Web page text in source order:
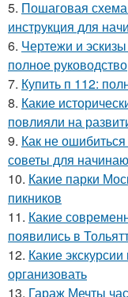
5. Пошаговая
инструкция для
6. Чертежи и
полное руководство
7. Купить п 112:
8. Какие
повлияли на
9. Как не
советы для
10. Какие парки
пикников
11. Какие
появились в
12. Какие
организовать
13. Гараж Мечты